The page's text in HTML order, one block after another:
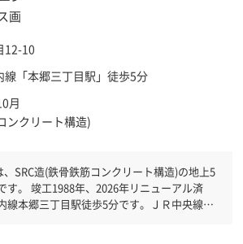
12-10
線「本郷三丁目駅 」徒歩5分
月
ンクリート構造)
、SRC造(鉄骨鉄筋コンクリート構造)の地上5
ニューアル済
線本郷三丁目駅徒歩5分です。ＪＲ中央線水